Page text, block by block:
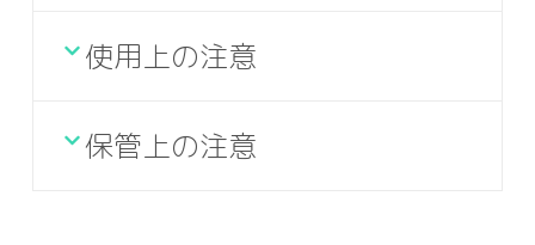
使用上の注意
保管上の注意